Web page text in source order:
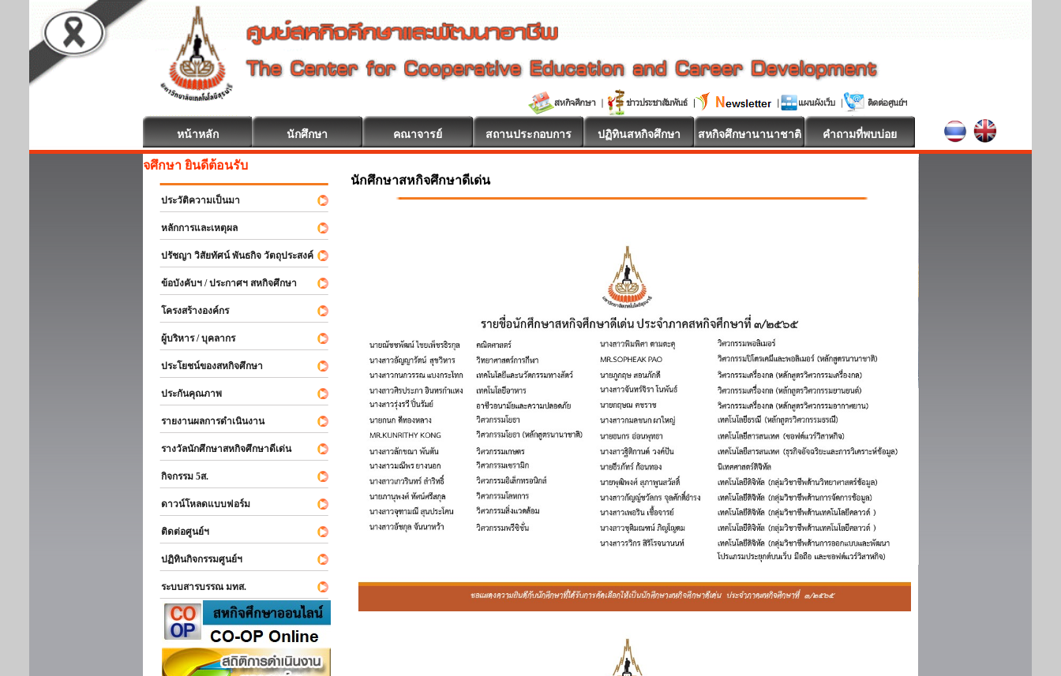
หน้าหลัก นักศึกษา คณาจารย์ สถานประกอบการ ปฏิทินสหกิจศึกษา สหกิจศึกษานานาชาติ คำถามที่พบบ่อย
สหกิจศึกษา ยินดีต้อนรับ
ประวัติความเป็นมา
หลักการและเหตุผล
ปรัชญา วิสัยทัศน์ พันธกิจ วัตถุประสงค์
ข้อบังคับฯ / ประกาศฯ สหกิจศึกษา
โครงสร้างองค์กร
ผู้บริหาร / บุคลากร
ประโยชน์ของสหกิจศึกษา
ประกันคุณภาพ
รายงานผลการดำเนินงาน
รางวัลนักศึกษาสหกิจศึกษาดีเด่น
กิจกรรม 5ส.
ดาวน์โหลดแบบฟอร์ม
ติดต่อศูนย์ฯ
ปฏิทินกิจกรรมศูนย์ฯ
ระบบสารบรรณ มทส.
นักศึกษาสหกิจศึกษาดีเด่น